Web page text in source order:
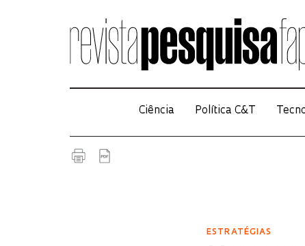
Ciência Política C&T
ESTRATÉGIAS